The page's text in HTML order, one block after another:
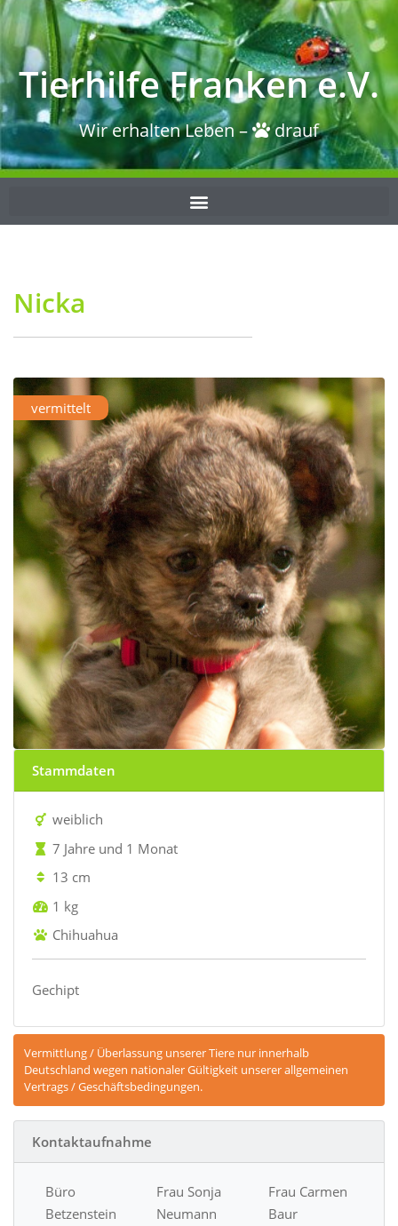
Tierhilfe Franken e.V.
Wir erhalten Leben – drauf
Nicka
vermittelt
Stammdaten
weiblich
7 Jahre und 1 Monat
13 cm
1 kg
Chihuahua
Gechipt
Vermittlung / Überlassung unserer Tiere nur innerhalb
Deutschland wegen nationaler Gültigkeit unserer allgemeinen
Vertrags / Geschäftsbedingungen.
Kontaktaufnahme
Büro
Betzenstein
Frau Sonja
Neumann
Frau Carmen
Baur